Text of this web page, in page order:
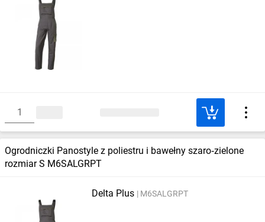
Ogrodniczki Panostyle z poliestru i bawełny szaro‑zielone
rozmiar S M6SALGRPT
Delta Plus M6SALGRPT